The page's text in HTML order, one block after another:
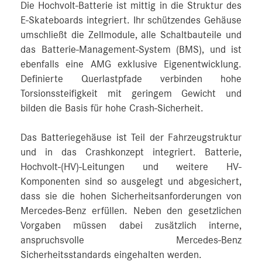
Die Hochvolt-Batterie ist mittig in die Struktur des
E-Skateboards integriert. Ihr schützendes Gehäuse
umschließt die Zellmodule, alle Schaltbauteile und
das Batterie-Management-System (BMS), und ist
ebenfalls eine AMG exklusive Eigenentwicklung.
Definierte Querlastpfade verbinden hohe
Torsionssteifigkeit mit geringem Gewicht und
bilden die Basis für hohe Crash-Sicherheit.
Das Batteriegehäuse ist Teil der Fahrzeugstruktur
und in das Crashkonzept integriert. Batterie,
Hochvolt-(HV)-Leitungen und weitere HV-
Komponenten sind so ausgelegt und abgesichert,
dass sie die hohen Sicherheitsanforderungen von
Mercedes‑Benz erfüllen. Neben den gesetzlichen
Vorgaben müssen dabei zusätzlich interne,
anspruchsvolle Mercedes-Benz
Sicherheitsstandards eingehalten werden.